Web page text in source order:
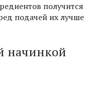
получится
подачей их лучше
начинкой